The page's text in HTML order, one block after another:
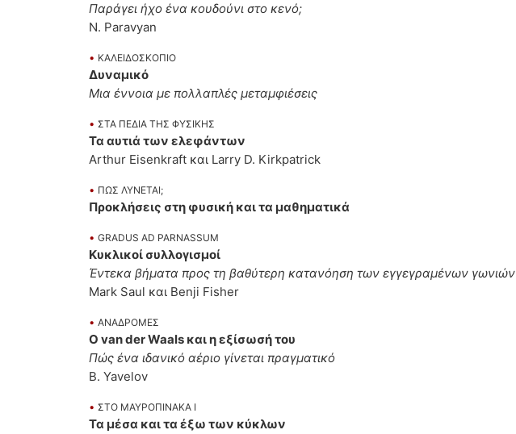
Παράγει ήχο ένα κουδούνι στο κενό;
N. Paravyan
• ΚΑΛΕΙΔΟΣΚΟΠΙΟ
Δυναμικό
Μια έννοια με πολλαπλές μεταμφιέσεις
• ΣΤΑ ΠΕΔΙΑ ΤΗΣ ΦΥΣΙΚΗΣ
Τα αυτιά των ελεφάντων
Arthur Eisenkraft και Larry D. Kirkpatrick
• ΠΩΣ ΛΥΝΕΤΑΙ;
Προκλήσεις στη φυσική και τα μαθηματικά
• GRADUS AD PARNASSUM
Κυκλικοί συλλογισμοί
Έντεκα βήματα προς τη βαθύτερη κατανόηση των εγγεγραμένων γωνιών
Mark Saul και Benji Fisher
• ΑΝΑΔΡΟΜΕΣ
Ο van der Waals και η εξίσωσή του
Πώς ένα ιδανικό αέριο γίνεται πραγματικό
B. Yavelov
• ΣΤΟ ΜΑΥΡΟΠΙΝΑΚΑ Ι
Τα μέσα και τα έξω των κύκλων